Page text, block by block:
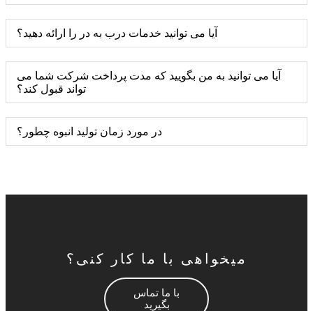
آیا می توانید خدمات درب به در را ارائه دهید؟
آیا می توانید به من بگویید که مدت پرداخت شرکت شما می
تواند قبول کند؟
در مورد زمان تولید انبوه چطور؟
میخواهی با ما کار کنی؟
با ما تماس
بگیرید